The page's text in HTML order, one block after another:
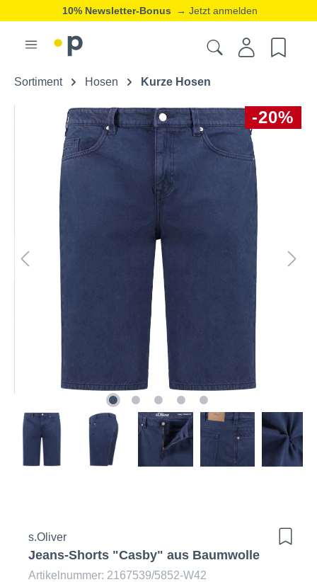
10% Newsletter-Bonus → Jetzt anmelden
Sortiment Hosen Kurze Hosen
-20%
s.Oliver
Jeans-Shorts "Casby" aus Baumwolle
Artikelnummer: 2167539/5852-W42